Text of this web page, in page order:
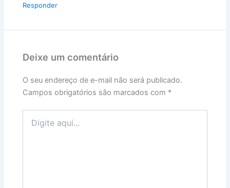
Responder
Deixe um comentário
O seu endereço de e-mail não será publicado.
Campos obrigatórios são marcados com *
aqui...